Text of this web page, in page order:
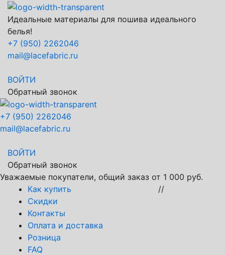
Идеальные материалы для пошива идеального
белья!
+7 (950) 2262046
mail@lacefabric.ru
ВОЙТИ
Обратный звонок
+7 (950) 2262046
mail@lacefabric.ru
ВОЙТИ
Обратный звонок
Уважаемые покупатели, общий заказ от 1 000 руб.
Как купить
Скидки
Контакты
Оплата и доставка
Розница
FAQ
//